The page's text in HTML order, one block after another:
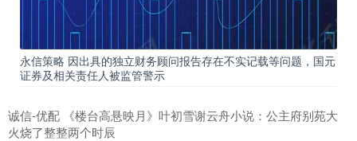
永信策略 因出具的独立财务顾问报告存在不实记载等问题，国元
证券及相关责任人被监管警示
诚信-优配 《楼台高悬映月》叶初雪谢云舟小说：公主府别苑大
火烧了整整两个时辰